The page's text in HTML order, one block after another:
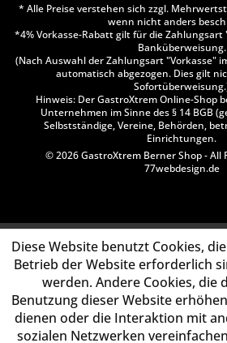
* Alle Preise verstehen sich zzgl.
wenn nicht anders
*4% Vorkasse-Rabatt gilt für die Zahlungsart
Banküberweisung.
(Nach Auswahl der Zahlungsart "Vorkasse"
automatisch abgezogen. Dies gilt
Hinweis: Der GastroXtrem Online-Shop
Unternehmen im Sinne des § 14 BGB
Selbstständige, Vereine, Behörden,
Einrichtungen.
© 2026 GastroXtrem Berner Shop - All
77webdesign.de
Diese Website benutzt Cookies,
Betrieb der Website erforderlich
werden. Andere Cookies, die
Benutzung dieser Website
dienen oder die Interaktion mit
sozialen Netzwerken